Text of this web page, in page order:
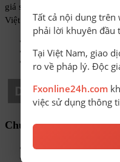
giá sàn, bonus Forex và các
Việt Nam tiếp cận thông tin
Email:
Support:
Chuyên mục
Sách-Ebook
Tất cả nội dung
phải lời khuyên đầu
Tại Việt Nam, giao
ro về pháp lý. Độc
Fxonline24h.com
việc sử dụng thông